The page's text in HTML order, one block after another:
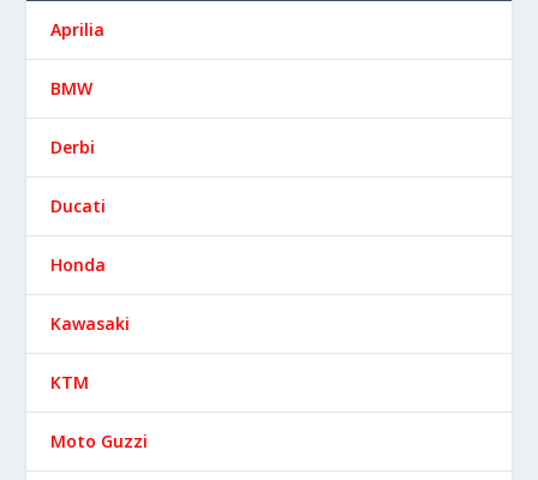
Aprilia
BMW
Derbi
Ducati
Honda
Kawasaki
KTM
Moto Guzzi